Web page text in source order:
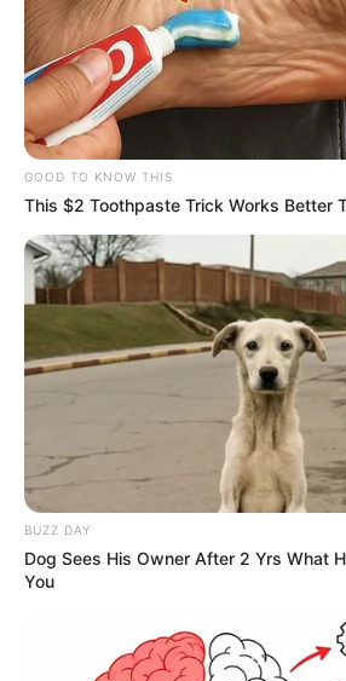
Brasil |CONACS|
FNARAS|Solidariedade | Economia|
Ministério da Saúde|
Saúde|Tecnologia |Saúde
Share it
Share it Pin it
PUBLICAÇÕES RELACIONADAS
PUBLICAÇÃO RECENTE
GOOD TO KNOW THIS
This $2 Toothpaste Trick Works Better
BUZZ DAY
Dog Sees His Owner After 2 Yrs What
You